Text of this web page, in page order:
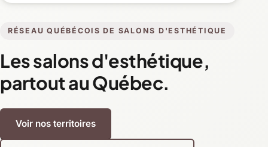
RÉSEAU QUÉBÉCOIS DE SALONS D'ESTHÉTIQUE
Les salons d'esthétique,
partout au Québec.
Voir nos territoires